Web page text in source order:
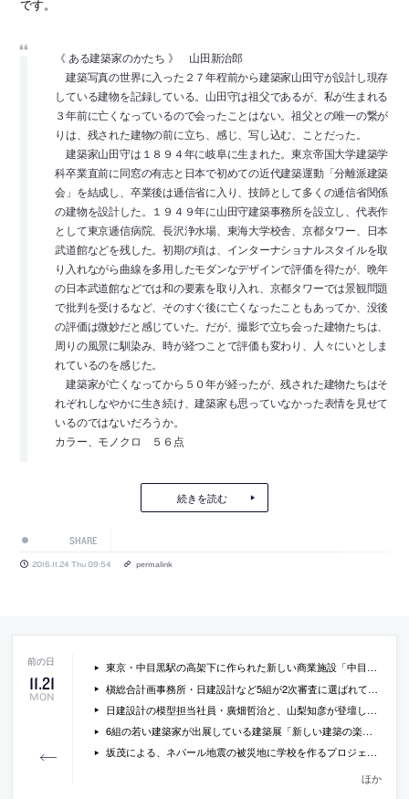
です。
《 ある建築家のかたち 》 山田新治郎
建築写真の世界に入った２７年程前から建築家山田守が設計し現存
している建物を記録している。山田守は祖父であるが、私が生まれる
３年前に亡くなっているので会ったことはない。祖父との唯一の繋が
りは、残された建物の前に立ち、感じ、写し込む、ことだった。
建築家山田守は１８９４年に岐阜に生まれた。東京帝国大学建築学
科卒業直前に同窓の有志と日本で初めての近代建築運動「分離派建築
会」を結成し、卒業後は逓信省に入り、技師として多くの逓信省関係
の建物を設計した。１９４９年に山田守建築事務所を設立し、代表作
として東京逓信病院、長沢浄水場、東海大学校舎、京都タワー、日本
武道館などを残した。初期の頃は、インターナショナルスタイルを取
り入れながら曲線を多用したモダンなデザインで評価を得たが、晩年
の日本武道館などでは和の要素を取り入れ、京都タワーでは景観問題
で批判を受けるなど、そのすぐ後に亡くなったこともあってか、没後
の評価は微妙だと感じていた。だが、撮影で立ち会った建物たちは、
周りの風景に馴染み、時が経つことで評価も変わり、人々にいとしま
れているのを感じた。
建築家が亡くなってから５０年が経ったが、残された建物たちはそ
れぞれしなやかに生き続け、建築家も思っていなかった表情を見せて
いるのではないだろうか。
カラー、モノクロ ５６点
続きを読む
SHARE
2016.11.24 Thu 09:54 permalink
11.21
MON
東京・中目黒駅の高架下に作られた新しい商業施設「中目黒高架下」の写真とレポート
槇総合計画事務所・日建設計など5組が2次審査に選ばれている「（仮称）大阪新美術館」の公開プレゼンテーションが開催 [2017/2/2]
日建設計の模型担当社員・廣畑哲治と、山梨知彦が登壇したイベント「日建設計はなぜ、建築模型をつくってきたか」のレポート記事
6組の若い建築家が出展している建築展「新しい建築の楽しさ 2016：前期」の会場写真
坂茂による、ネパール地震の被災地に学校を作るプロジェクト「ネパール地震/ クムジュン・スクール・プロジェクト」の概要など
ほか